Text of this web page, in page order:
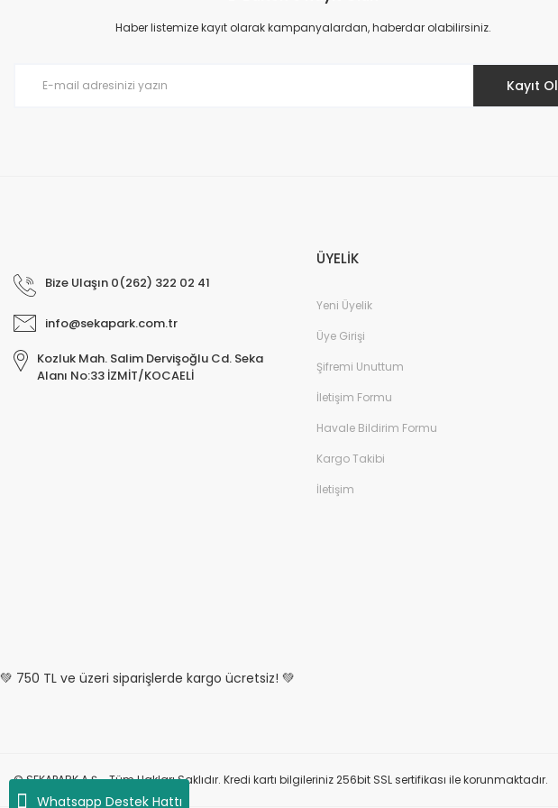
Whatsapp Destek Hattı
Haber listemize kayıt olarak kampanyalardan, haberdar olabilirsiniz.
Kayıt Ol
Bize Ulaşın 0(262) 322 02 41
info@sekapark.com.tr
Kozluk Mah. Salim Dervişoğlu Cd. Seka
Alanı No:33 İZMİT/KOCAELİ
ÜYELİK
Yeni Üyelik
Üye Girişi
Şifremi Unuttum
İletişim Formu
Havale Bildirim Formu
Kargo Takibi
İletişim
💚 750 TL ve üzeri siparişlerde kargo ücretsiz! 💚
© SEKAPARK A.Ş. -Tüm Hakları Saklıdır. Kredi kartı bilgileriniz 256bit SSL sertifikası ile korunmaktadır.